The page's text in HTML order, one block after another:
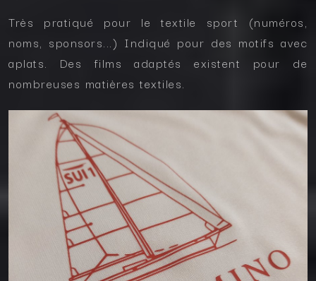
Très pratiqué pour le textile sport (numéros,
noms, sponsors...) Indiqué pour des motifs avec
aplats. Des films adaptés existent pour de
nombreuses matières textiles.